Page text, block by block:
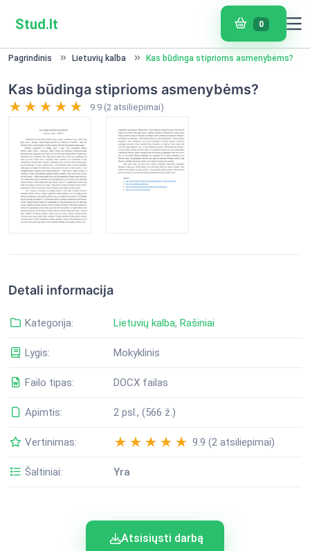
Stud.lt 0
Pagrindinis Lietuvių kalba Kas būdinga stiprioms asmenybėms?
Kas būdinga stiprioms asmenybėms?
9.9 (2 atsiliepimai)
Detali informacija
Kategorija: Lietuvių kalba, Rašiniai
Lygis: Mokyklinis
Failo tipas: DOCX failas
Apimtis: 2 psl., (566 ž.)
Vertinimas: 9.9 (2 atsiliepimai)
Šaltiniai: Yra
Atsisiųsti darbą